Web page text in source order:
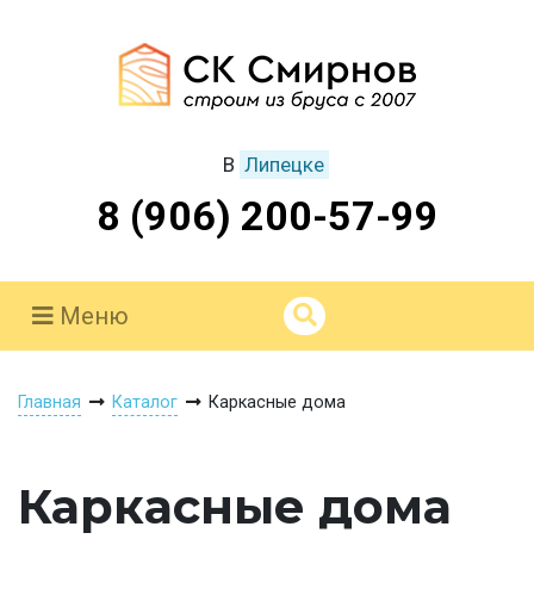
В Липецке
8 (906) 200-57-99
Меню
Главная Каталог Каркасные дома
Каркасные дома